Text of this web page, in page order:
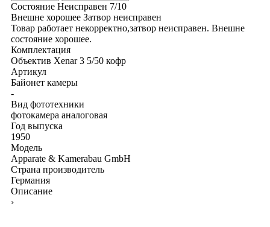
Состояние Неисправен 7/10
Внешне хорошее Затвор неисправен
Товар работает некорректно,затвор неисправен. Внешне
состояние хорошее.
Комплектация
Объектив Xenar 3 5/50 кофр
Артикул
Байонет камеры
-
Вид фототехники
фотокамера аналоговая
Год выпуска
1950
Модель
Apparate & Kamerabau GmbH
Страна производитель
Германия
Описание
›